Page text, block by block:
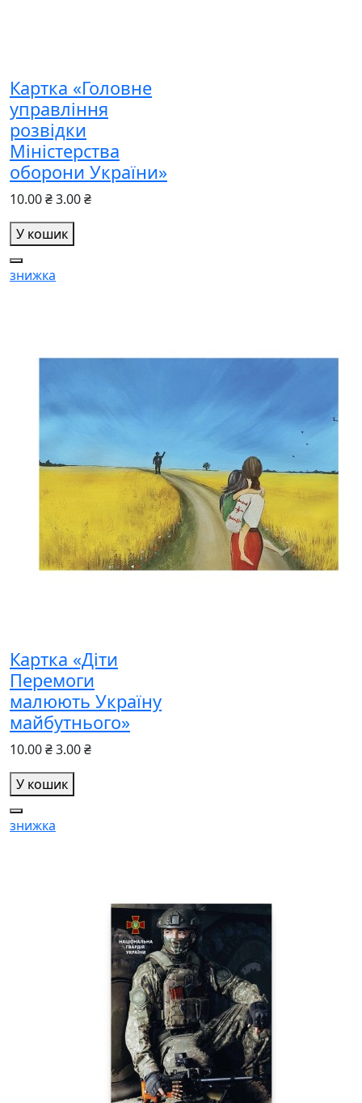
Картка «Головне
управління
розвідки
Міністерства
оборони України»
10.00 ₴3.00 ₴
У кошик
знижка
Картка «Діти
Перемоги
малюють Україну
майбутнього»
10.00 ₴3.00 ₴
У кошик
знижка